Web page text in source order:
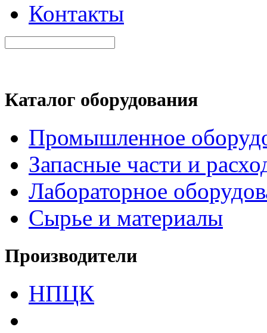
Контакты
Каталог оборудования
Промышленное
Запасные части и
Лабораторное
Сырье и материалы
Производители
НПЦК